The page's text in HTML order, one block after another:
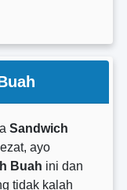
Sandwich
ayo
Buah ini dan
tidak kalah